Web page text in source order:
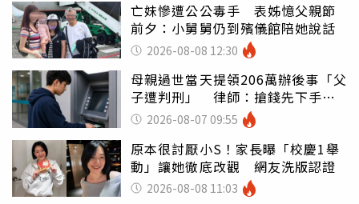
亡妹慘遭公公毒手 表姊憶父親節
前夕：小舅舅仍到殯儀館陪她說話
2026-08-08 12:30
母親過世當天提領206萬辦後事「父
子遭判刑」 律師：搶錢先下手是
罪 2026-08-07 09:55
原本很討厭小S！家長曝「校慶1舉
動」讓她徹底改觀 網友洗版認證
2026-08-08 11:03